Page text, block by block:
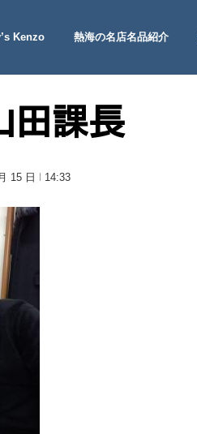
Site
Kenzo 熱海の名店名品紹介
田課長
15 日 14:33